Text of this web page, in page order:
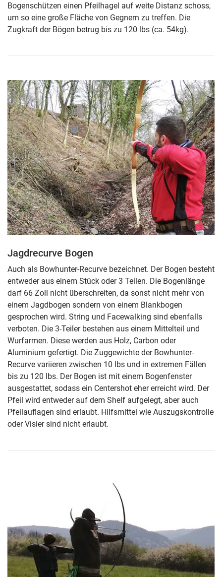
Bogenschützen einen Pfeilhagel auf weite Distanz schoss,
um so eine große Fläche von Gegnern zu treffen. Die
Zugkraft der Bögen betrug bis zu 120 lbs (ca. 54kg).
Jagdrecurve Bogen
Auch als Bowhunter-Recurve bezeichnet. Der Bogen besteht
entweder aus einem Stück oder 3 Teilen. Die Bogenlänge
darf 66 Zoll nicht überschreiten, da sonst nicht mehr von
einem Jagdbogen sondern von einem Blankbogen
gesprochen wird. String und Facewalking sind ebenfalls
verboten. Die 3-Teiler bestehen aus einem Mittelteil und
Wurfarmen. Diese werden aus Holz, Carbon oder
Aluminium gefertigt. Die Zuggewichte der Bowhunter-
Recurve variieren zwischen 10 lbs und in extremen Fällen
bis zu 120 lbs. Der Bogen ist mit einem Bogenfenster
ausgestattet, sodass ein Centershot eher erreicht wird. Der
Pfeil wird entweder auf dem Shelf aufgelegt, aber auch
Pfeilauflagen sind erlaubt. Hilfsmittel wie Auszugskontrolle
oder Visier sind nicht erlaubt.